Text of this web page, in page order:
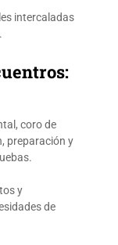
intercaladas
coro de
preparación y
y
de